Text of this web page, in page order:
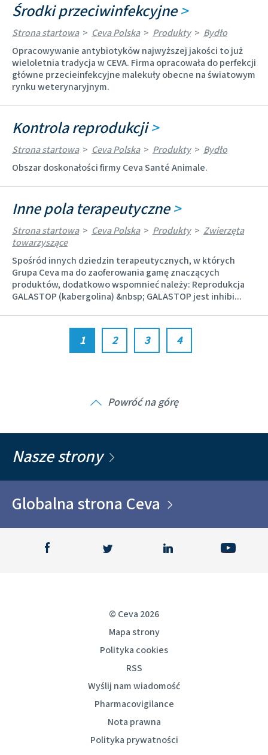
Środki przeciwinfekcyjne>
Strona startowa > Ceva Polska > Produkty > Bydło
Opracowywanie antybiotyków najwyższej jakości to już
wieloletnia tradycja w CEVA. Firma opracowała do perfekcji
główne przecieinfekcyjne malekuły obecne na światowym
rynku weterynaryjnym.
Kontrola reprodukcji>
Strona startowa > Ceva Polska > Produkty > Bydło
Obszar doskonałości firmy Ceva Santé Animale.
Inne pola terapeutyczne>
Strona startowa > Ceva Polska > Produkty > Zwierzęta
towarzyszące
Spośród innych dziedzin terapeutycznych, w których
Grupa Ceva ma do zaoferowania gamę znaczących
produktów, dodatkowo wspomnieć należy: Reprodukcja
GALASTOP (kabergolina) &nbsp; GALASTOP jest inhibi...
1 2 3 4
Powróć na górę
Nasze strony
Globalna strona Ceva
© Ceva 2026
Mapa strony
Polityka cookies
RSS
Wyślij nam wiadomość
Pharmacovigilance
Nota prawna
Polityka prywatności